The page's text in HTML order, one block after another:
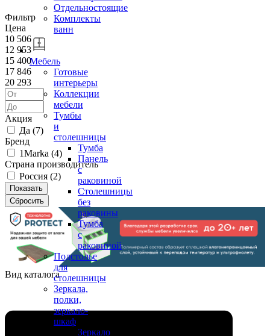
Отдельностоящие
Комплекты
ванн
Мебель
Готовые
интерьеры
Коллекции
мебели
Тумбы
и
столешницы
Тумба
Панель
с
раковиной
Столешницы
без
раковины
Тумба
с
раковиной
Подстолье
для
столешницы
Зеркала,
полки,
зеркало-
шкаф
Зеркало
Фильтр
Цена
10 506
12 953
15 400
17 846
20 293
Акция
Да (7)
Бренд
1Marka (4)
Страна производитель
Россия (2)
Вид каталога